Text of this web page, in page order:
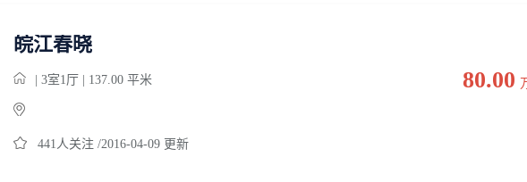
皖江春晓
| 3室1厅 | 137.00 平米
441人关注 /2016-04-09 更新
80.00